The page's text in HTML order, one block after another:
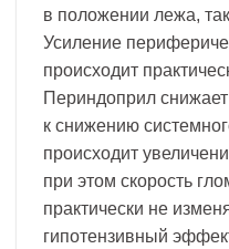
в положении лежа,
Усиление
происходит
Периндоприл
к снижению
происходит
при этом скорость
практически не
гипотензивный